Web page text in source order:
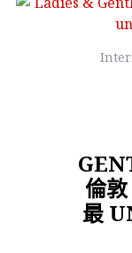
倫
最